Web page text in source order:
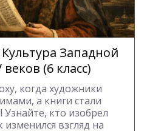
Западной
(6 класс)
когда художники
а книги стали
кто изобрел
взгляд на